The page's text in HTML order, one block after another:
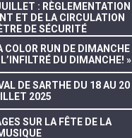
: RÈGLEMENTATION
ET DE LA CIRCULATION
DE SÉCURITÉ
COLOR RUN DE DIMANCHE
DU DIMANCHE! »
DE SARTHE DU 18 AU 20
2025
SUR LA FÊTE DE LA